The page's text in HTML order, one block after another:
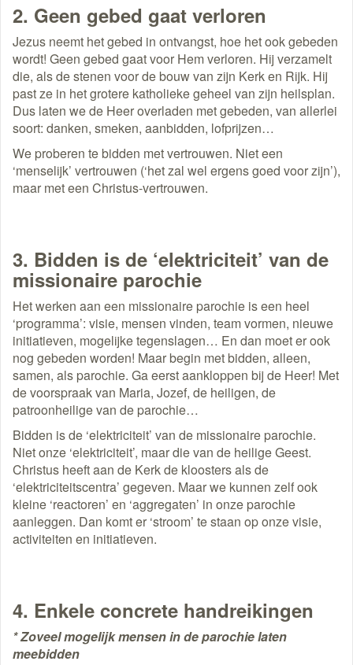
2. Geen gebed gaat verloren
Jezus neemt het gebed in ontvangst, hoe het ook gebeden
wordt! Geen gebed gaat voor Hem verloren. Hij verzamelt
die, als de stenen voor de bouw van zijn Kerk en Rijk. Hij
past ze in het grotere katholieke geheel van zijn heilsplan.
Dus laten we de Heer overladen met gebeden, van allerlei
soort: danken, smeken, aanbidden, lofprijzen…
We proberen te bidden met vertrouwen. Niet een
‘menselijk’ vertrouwen (‘het zal wel ergens goed voor zijn’),
maar met een Christus-vertrouwen.
3. Bidden is de ‘elektriciteit’ van de
missionaire parochie
Het werken aan een missionaire parochie is een heel
‘programma’: visie, mensen vinden, team vormen, nieuwe
initiatieven, mogelijke tegenslagen… En dan moet er ook
nog gebeden worden! Maar begin met bidden, alleen,
samen, als parochie. Ga eerst aankloppen bij de Heer! Met
de voorspraak van Maria, Jozef, de heiligen, de
patroonheilige van de parochie…
Bidden is de ‘elektriciteit’ van de missionaire parochie.
Niet onze ‘elektriciteit’, maar die van de heilige Geest.
Christus heeft aan de Kerk de kloosters als de
‘elektriciteitscentra’ gegeven. Maar we kunnen zelf ook
kleine ‘reactoren’ en ‘aggregaten’ in onze parochie
aanleggen. Dan komt er ‘stroom’ te staan op onze visie,
activiteiten en initiatieven.
4. Enkele concrete handreikingen
* Zoveel mogelijk mensen in de parochie laten
meebidden